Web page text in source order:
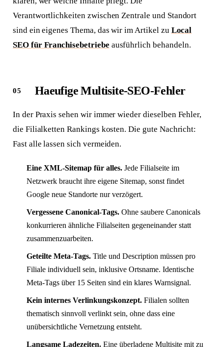
Verantwortlichkeiten zwischen Zentrale und Standort
sind ein eigenes Thema, das wir im Artikel zu Local
SEO für Franchisebetriebe ausführlich behandeln.
Haeufige Multisite-SEO-Fehler
In der Praxis sehen wir immer wieder dieselben Fehler,
die Filialketten Rankings kosten. Die gute Nachricht:
Fast alle lassen sich vermeiden.
Eine XML-Sitemap für alles.Jede Filialseite im
Netzwerk braucht ihre eigene Sitemap, sonst findet
Google neue Standorte nur verzögert.
Vergessene Canonical-Tags.Ohne saubere Canonicals
konkurrieren ähnliche Filialseiten gegeneinander statt
zusammenzuarbeiten.
Geteilte Meta-Tags.Title und Description müssen pro
Filiale individuell sein, inklusive Ortsname. Identische
Meta-Tags über 15 Seiten sind ein klares Warnsignal.
Kein internes Verlinkungskonzept.Filialen sollten
thematisch sinnvoll verlinkt sein, ohne dass eine
unübersichtliche Vernetzung entsteht.
Langsame Ladezeiten.Eine überladene Multisite mit zu